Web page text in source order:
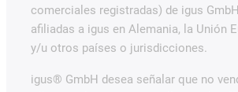
comerciales registradas) de igus
afiliadas a igus en Alemania, la Unión
y/u otros países o jurisdicciones.
igus® GmbH desea señalar que no